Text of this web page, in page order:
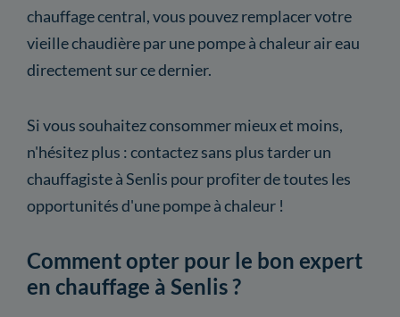
chauffage central, vous pouvez remplacer votre
vieille chaudière par une pompe à chaleur air eau
directement sur ce dernier.
Si vous souhaitez consommer mieux et moins,
n'hésitez plus : contactez sans plus tarder un
chauffagiste à Senlis pour profiter de toutes les
opportunités d'une pompe à chaleur !
Comment opter pour le bon expert
en chauffage à Senlis ?